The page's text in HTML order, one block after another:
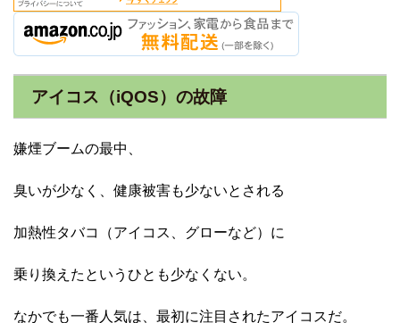
アイコス（iQOS）の故障
嫌煙ブームの最中、
臭いが少なく、健康被害も少ないとされる
加熱性タバコ（アイコス、グローなど）に
乗り換えたというひとも少なくない。
なかでも一番人気は、最初に注目されたアイコスだ。